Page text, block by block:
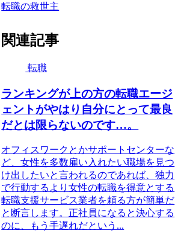
転職の救世主
関連記事
転職
ランキングが上の方の転職エージ
ェントがやはり自分にとって最良
だとは限らないのです…。
オフィスワークとかサポートセンターな
ど、女性を多数雇い入れたい職場を見つ
け出したいと言われるのであれば、独力
で行動するより女性の転職を得意とする
転職支援サービス業者を頼る方が簡単だ
と断言します。正社員になると決心する
のに、もう手遅れだという...